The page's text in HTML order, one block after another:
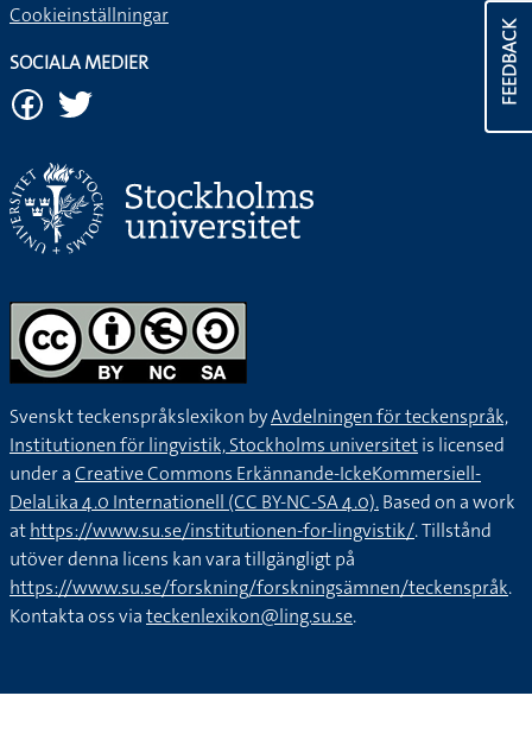
FEEDBACK
Cookieinställningar
SOCIALA MEDIER
Svenskt teckenspråkslexikon byAvdelningen för teckenspråk,
Institutionen för lingvistik, Stockholms universitetis licensed
under aCreative Commons Erkännande-IckeKommersiell-
DelaLika 4.0 Internationell (CC BY-NC-SA 4.0).Based on a work
athttps://www.su.se/institutionen-for-lingvistik/. Tillstånd
utöver denna licens kan vara tillgängligt på
https://www.su.se/forskning/forskningsämnen/teckenspråk.
Kontakta oss viateckenlexikon@ling.su.se.